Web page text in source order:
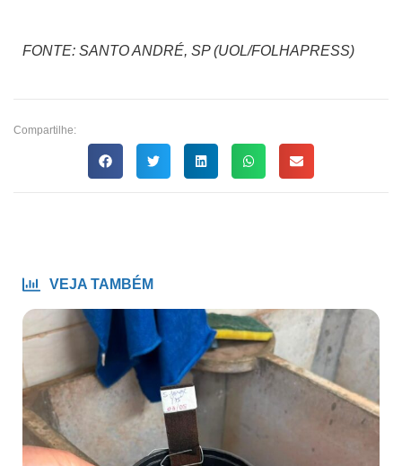
FONTE: SANTO ANDRÉ, SP (UOL/FOLHAPRESS)
Compartilhe:
VEJA TAMBÉM